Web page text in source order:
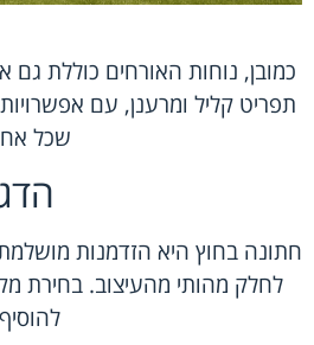
כמובן, נוחות האורחים כוללת
תפריט קליל ומרענן, עם
שכל
חתונה בחוץ היא הזדמנות
לחלק מהותי מהעיצוב. בחירת